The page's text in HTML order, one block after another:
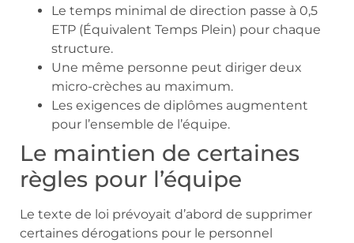
Le temps minimal de direction passe à 0,5
ETP (Équivalent Temps Plein) pour chaque
structure.
Une même personne peut diriger deux
micro-crèches au maximum.
Les exigences de diplômes augmentent
pour l’ensemble de l’équipe.
Le maintien de certaines
règles pour l’équipe
Le texte de loi prévoyait d’abord de supprimer
certaines dérogations pour le personnel